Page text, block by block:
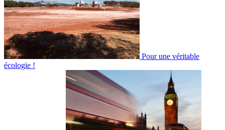
Pour une véritable
écologie !